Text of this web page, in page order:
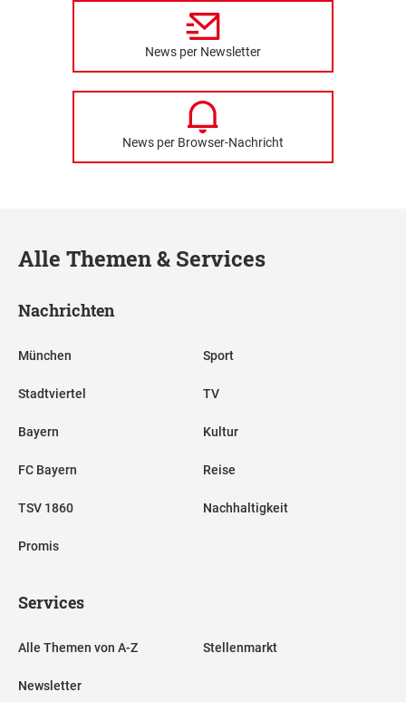
News per Newsletter
News per Browser-Nachricht
Alle Themen & Services
Nachrichten
München
Stadtviertel
Bayern
FC Bayern
TSV 1860
Promis
Sport
TV
Kultur
Reise
Nachhaltigkeit
Services
Alle Themen von A-Z
Newsletter
Stellenmarkt